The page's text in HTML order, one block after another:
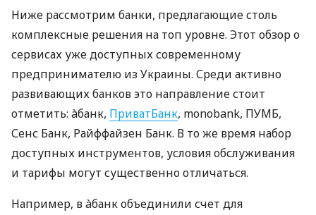
Ниже рассмотрим банки, предлагающие столь
комплексные решения на топ уровне. Этот обзор о
сервисах уже доступных современному
предпринимателю из Украины. Среди активно
развивающих банков это направление стоит
отметить: àбанк, ПриватБанк, monobank, ПУМБ,
Сенс Банк, Райффайзен Банк. В то же время набор
доступных инструментов, условия обслуживания
и тарифы могут существенно отличаться.
Например, в àбанк объединили счет для